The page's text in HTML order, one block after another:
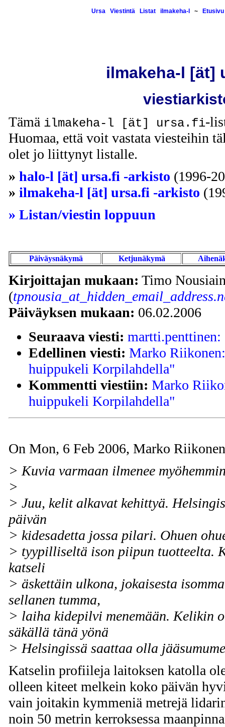
Ursa Viestintä Listat ilmakeha-l ~ Etusivu
ilmakeha-l [ät]
Tämä ilmakeha-l [ät] ursa.fi-
Huomaa, että voit vastata viesteihin
olet jo liittynyt listalle.
» halo-l [ät] ursa.fi -arkisto (1996-
» ilmakeha-l [ät] ursa.fi -arkisto
» Listan/viestin loppuun
Päiväysnäkymä Ketjunäkymä
Kirjoittajan mukaan: Timo
(
Päiväyksen mukaan: 06.02.2006
Seuraava viesti:
Edellinen viesti: Marko
huippukeli Korpilahdella"
Kommentti viestiin: Marko
huippukeli Korpilahdella"
On Mon, 6 Feb 2006, Marko
> Kuvia varmaan ilmenee
>
> Juu, kelit alkavat kehittyä.
päivän
> kidesadetta jossa pilari. Ohuen
> tyypilliseltä ison piipun tuotteelta.
katseli
> äskettäin ulkona, jokaisesta
sellanen tumma,
> laiha kidepilvi menemään. Kelikin
säkällä tänä yönä
> Helsingissä saattaa olla
Katselin profiileja laitoksen katolla
olleen kiteet melkein koko päivän
vain joitakin kymmeniä metrejä
noin 50 metrin kerroksessa